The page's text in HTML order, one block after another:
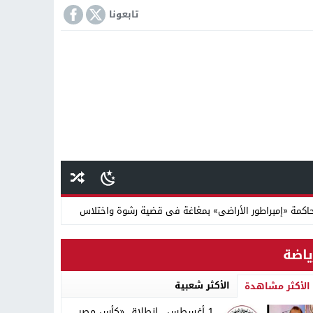
تابعونا
«إمبراطور الأراضى» بمغاغة فى قضية رشوة واختلاس
دينية سودانية
الأكثر مشاهدة الأكثر شعبية